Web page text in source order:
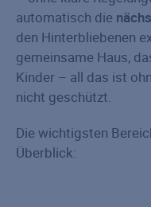
automatisch die
den Hinterbliebenen
gemeinsame Haus,
Kinder – all das ist
nicht geschützt.
Die wichtigsten
Überblick: